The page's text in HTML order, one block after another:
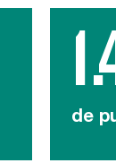
de